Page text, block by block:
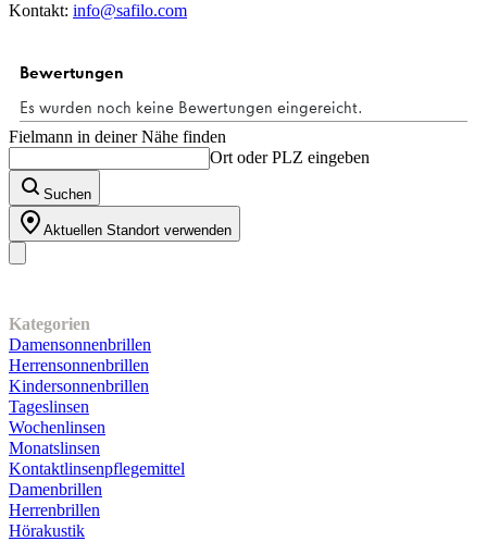
Kontakt: info@safilo.com
Fielmann in deiner Nähe finden
Ort oder PLZ eingeben
Suchen
Aktuellen Standort verwenden
Kategorien
Damensonnenbrillen
Herrensonnenbrillen
Kindersonnenbrillen
Tageslinsen
Wochenlinsen
Monatslinsen
Kontaktlinsenpflegemittel
Damenbrillen
Herrenbrillen
Hörakustik